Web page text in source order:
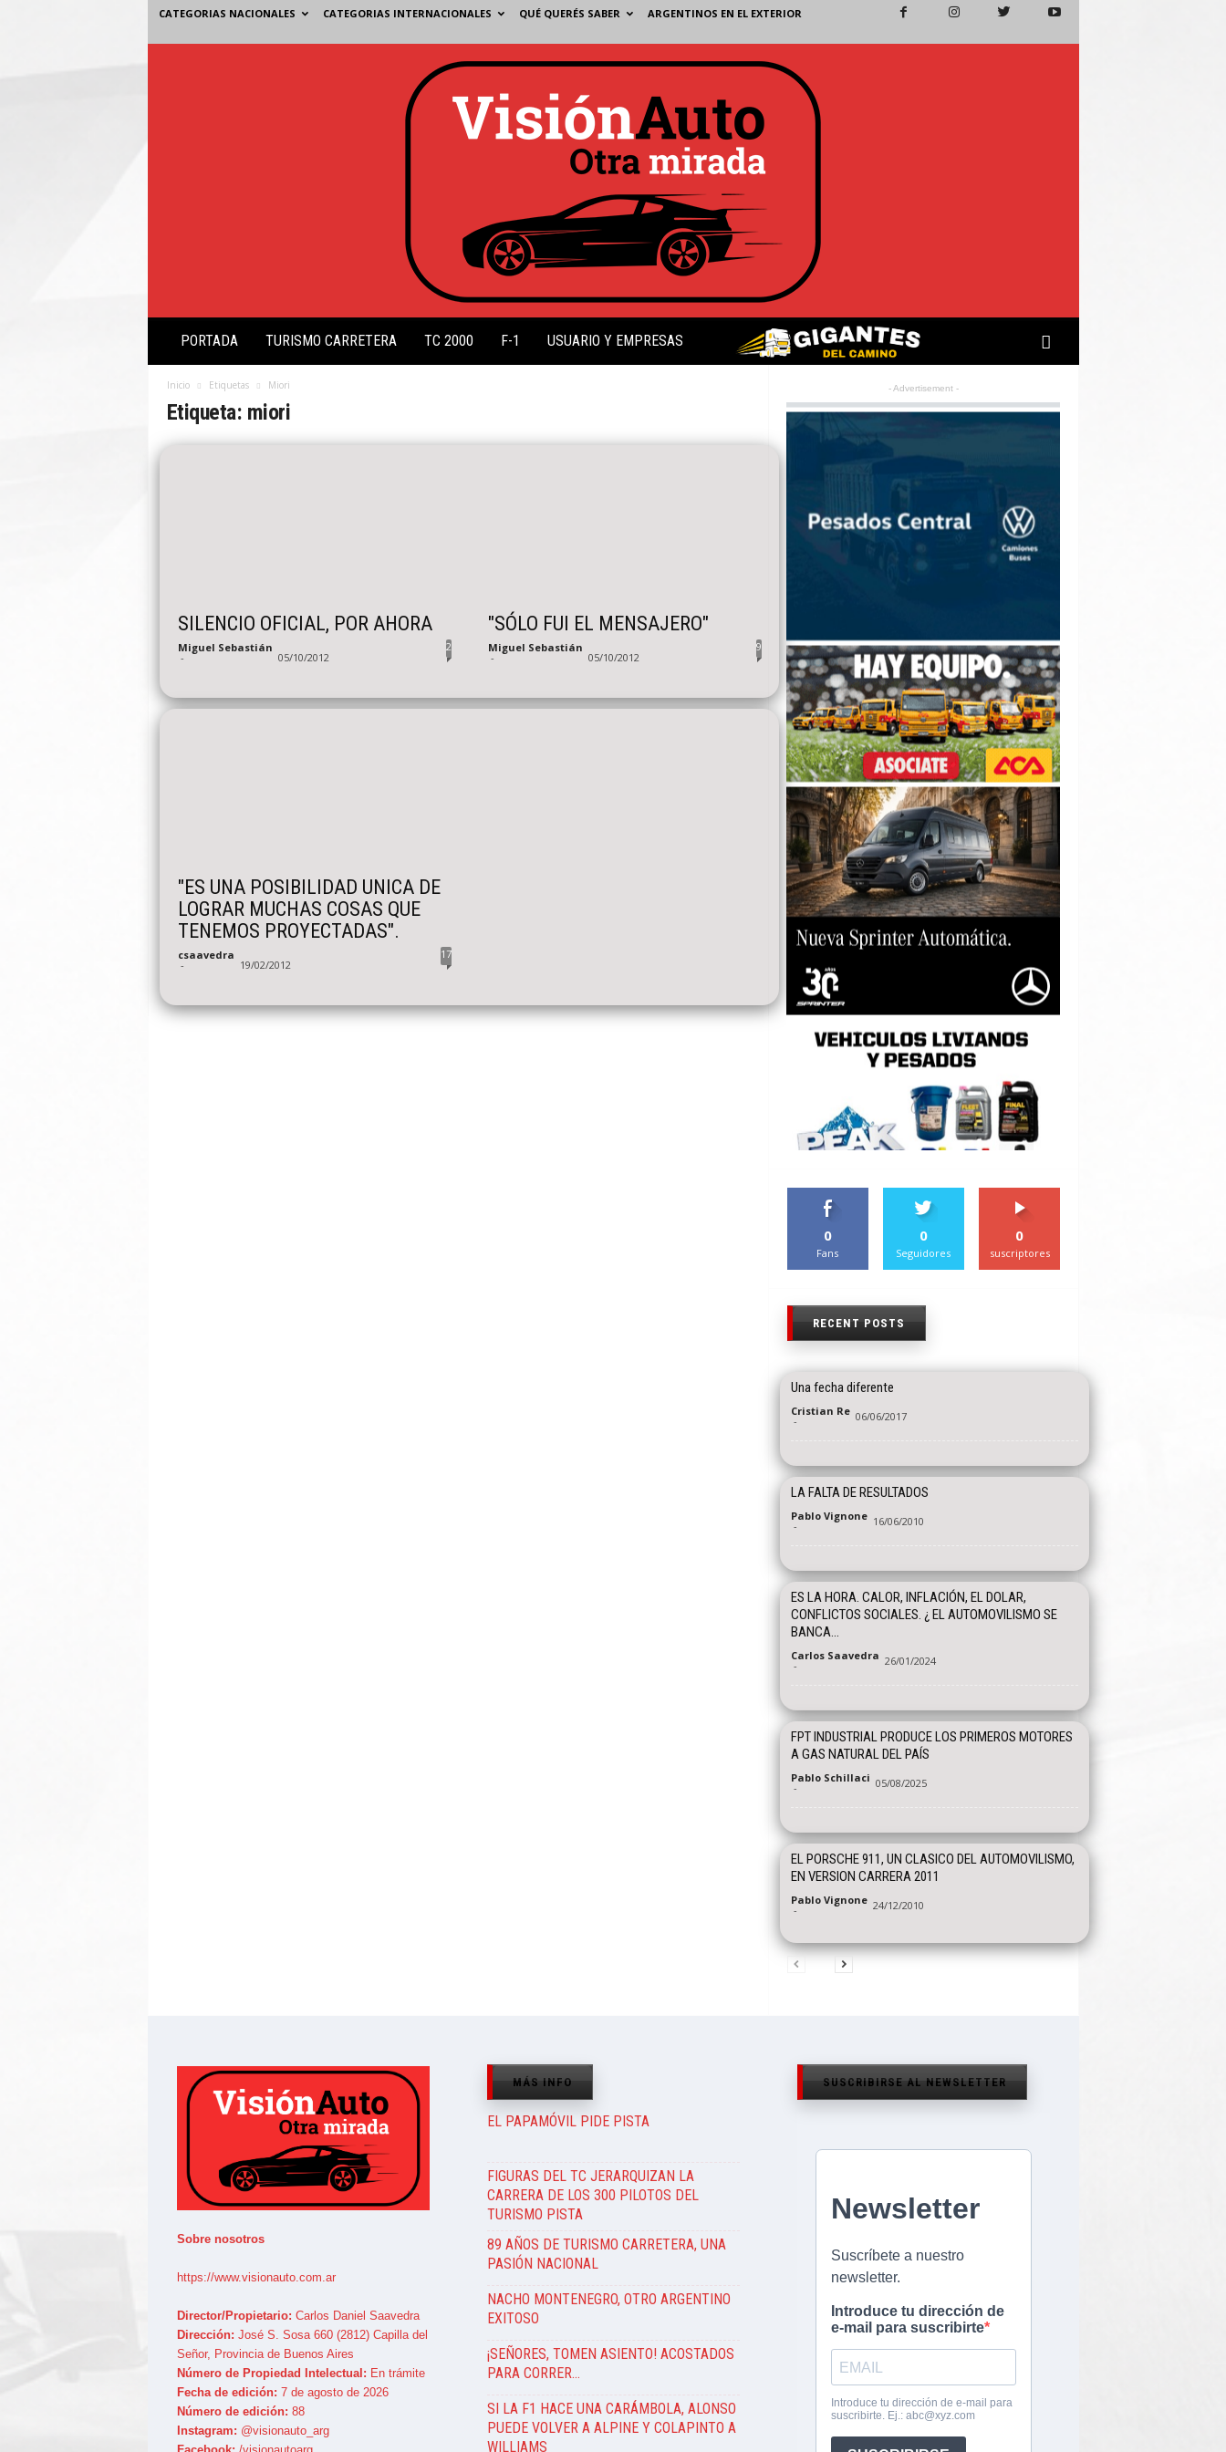
CATEGORIAS NACIONALES CATEGORIAS INTERNACIONALES QUÉ QUERÉS SABER ARGENTINOS EN EL EXTERIOR
s
PORTADA TURISMO CARRETERA TC 2000 F-1 USUARIO Y EMPRESAS
Inicio Etiquetas Miori
Etiqueta: miori
SILENCIO OFICIAL, POR AHORA
Miguel Sebastián
- 05/10/2012
2
"SÓLO FUI EL MENSAJERO"
Miguel Sebastián
- 05/10/2012
9
"ES UNA POSIBILIDAD UNICA DE
LOGRAR MUCHAS COSAS QUE
TENEMOS PROYECTADAS".
csaavedra
- 19/02/2012
17
- Advertisement -
0
Fans
0
Seguidores
0
suscriptores
RECENT POSTS
Una fecha diferente
Cristian Re
- 06/06/2017
LA FALTA DE RESULTADOS
Pablo Vignone
- 16/06/2010
ES LA HORA. CALOR, INFLACIÓN, EL DOLAR,
CONFLICTOS SOCIALES. ¿ EL AUTOMOVILISMO SE
BANCA...
Carlos Saavedra
- 26/01/2024
FPT INDUSTRIAL PRODUCE LOS PRIMEROS MOTORES
A GAS NATURAL DEL PAÍS
Pablo Schillaci
- 05/08/2025
EL PORSCHE 911, UN CLASICO DEL AUTOMOVILISMO,
EN VERSION CARRERA 2011
Pablo Vignone
- 24/12/2010
Sobre nosotros
https://www.visionauto.com.ar
Director/Propietario: Carlos Daniel Saavedra
Dirección: José S. Sosa 660 (2812) Capilla del
Señor, Provincia de Buenos Aires
Número de Propiedad Intelectual: En trámite
Fecha de edición: 7 de agosto de 2026
Número de edición: 88
Instagram: @visionauto_arg
MÁS INFO
EL PAPAMÓVIL PIDE PISTA
FIGURAS DEL TC JERARQUIZAN LA
CARRERA DE LOS 300 PILOTOS DEL
TURISMO PISTA
89 AÑOS DE TURISMO CARRETERA, UNA
PASIÓN NACIONAL
NACHO MONTENEGRO, OTRO ARGENTINO
EXITOSO
¡SEÑORES, TOMEN ASIENTO! ACOSTADOS
PARA CORRER…
SI LA F1 HACE UNA CARÁMBOLA, ALONSO
PUEDE VOLVER A ALPINE Y COLAPINTO A
WILLIAMS
SUSCRIBIRSE AL NEWSLETTER